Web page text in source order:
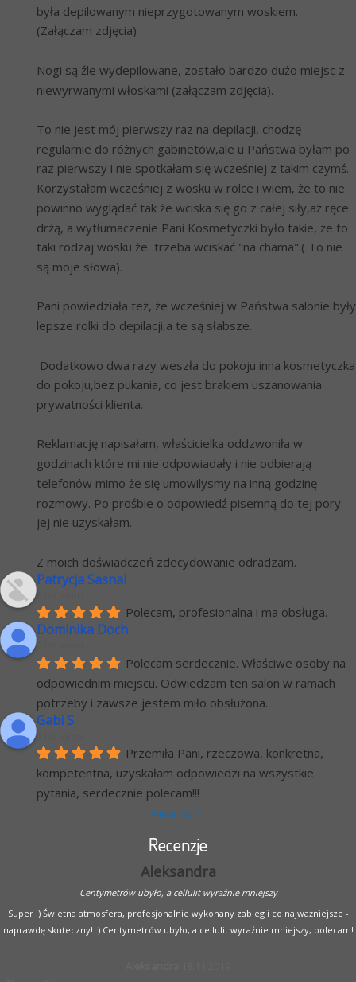
była depilowanym nieprzygotowanym woskiem.
(Załączam zdjęcia)
Nogi są źle wydepilowane, zostało bardzo dużo miejsc z
niewyrwanymi włoskami (załączam zdjęcia).
To nie jest mój pierwszy raz na depilacji, chodzę
regularnie do różnych gabinetów,ale u Państwa byłam po
raz pierwszy i nie spotkałam się wcześniej z takim czymś.
Korzystałam wcześniej z wosku w rolce i wiem, że to nie
powinno wyglądać tak że wciska się go z całej siły,aż ręce
drżą, a wytłumaczenie Pani Kosmetyczki było takie, że to
taki rodzaj wosku że  trzeba wciskać "na chama".( To nie
są moje słowa).
Pani powiedziała też, że wcześniej w Państwa salonie były
lepsze rolki do depilacji,a te są słabsze.
Dodatkowo dwa razy weszła do pokoju inna kosmetyczka
do pokoju,bez pukania, co jest brakiem uszanowania
prywatności klienta.
Reklamację napisałam, właścicielka oddzwoniła w
godzinach które mi nie odpowiadały i nie odbierają
telefonów mimo że się umowilysmy na inną godzinę
rozmowy. Po prośbie o odpowiedź pisemną do tej pory
jej nie uzyskałam.
Z moich doświadczeń zdecydowanie odradzam.
Patrycja Sasnal
Polecam, profesionalna i ma obsługa.
Dominika Doch
Polecam serdecznie. Właściwe osoby na
odpowiednim miejscu. Odwiedzam ten salon w ramach
potrzeby i zawsze jestem miło obsłużona.
Gabi S
Przemiła Pani, rzeczowa, konkretna,
kompetentna, uzyskałam odpowiedzi na wszystkie
pytania, serdecznie polecam!!!
Więcej opinii
Recenzje
Aleksandra
Centymetrów ubyło, a cellulit wyraźnie mniejszy
Super :) Świetna atmosfera, profesjonalnie wykonany zabieg i co najważniejsze -
naprawdę skuteczny! :) Centymetrów ubyło, a cellulit wyraźnie mniejszy, polecam!